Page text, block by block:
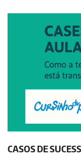
CASOS DE